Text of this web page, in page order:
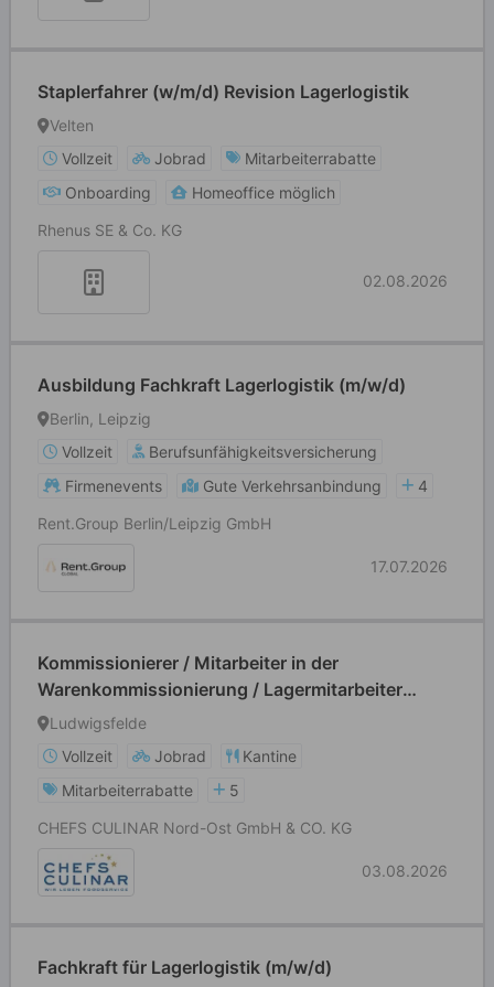
Staplerfahrer (w/m/d) Revision Lagerlogistik
Velten
Vollzeit
Jobrad
Mitarbeiterrabatte
Onboarding
Homeoffice möglich
Rhenus SE & Co. KG
02.08.2026
Ausbildung Fachkraft Lagerlogistik (m/w/d)
Berlin, Leipzig
Vollzeit
Berufsunfähigkeitsversicherung
Firmenevents
Gute Verkehrsanbindung
4
Rent.Group Berlin/Leipzig GmbH
17.07.2026
Kommissionierer / Mitarbeiter in der
Warenkommissionierung / Lagermitarbeiter
(m/w/d)
Ludwigsfelde
Vollzeit
Jobrad
Kantine
Mitarbeiterrabatte
5
CHEFS CULINAR Nord-Ost GmbH & CO. KG
03.08.2026
Fachkraft für Lagerlogistik (m/w/d)